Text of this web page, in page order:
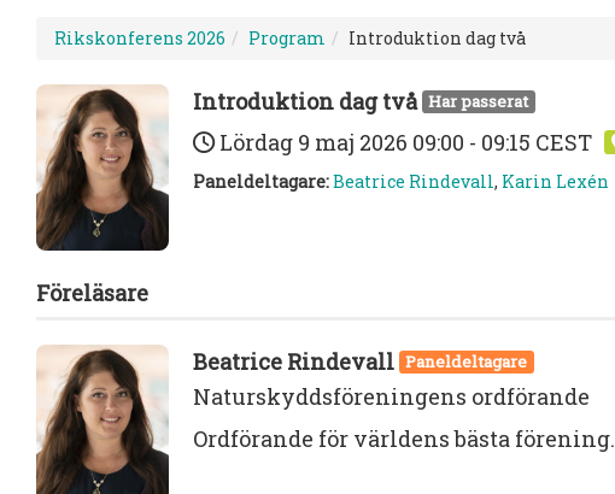
Rikskonferens 2026 Program Introduktion dag två
Introduktion dag två Har passerat
Lördag 9 maj 2026 09:00 - 09:15 CEST
Paneldeltagare:Beatrice Rindevall, Karin Lexén
Föreläsare
Beatrice Rindevall Paneldeltagare
Naturskyddsföreningens ordförande
Ordförande för världens bästa förening.